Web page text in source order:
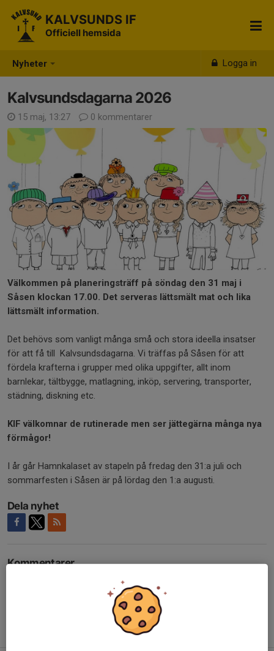
Nyheter Logga in
KALVSUNDS IF
Officiell hemsida
Kalvsundsdagarna 2026
15 maj, 13:27 0 kommentarer
Välkommen på planeringsträff på söndag den 31 maj i
Såsen klockan 17.00. Det serveras lättsmält mat och lika
lättsmält information.
Det behövs som vanligt många små och stora ideella insatser
för att få till Kalvsundsdagarna. Vi träffas på Såsen för att
fördela krafterna i grupper med olika uppgifter, allt inom
barnlekar, tältbygge, matlagning, inköp, servering, transporter,
städning, diskning etc.
KIF välkomnar de rutinerade men ser jättegärna många nya
förmågor!
I år går Hamnkalaset av stapeln på fredag den 31:a juli och
sommarfesten i Såsen är på lördag den 1:a augusti.
Dela nyhet
Kommentarer